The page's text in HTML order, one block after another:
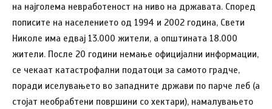
на најголема невработеност на ниво на државата. Според
пописите на населението од 1994 и 2002 година, Свети
Николе има едвај 13.000 жители, а општината 18.000
жители. После 20 години немање официјални информации,
се чекаат катастрофални податоци за самото градче,
поради иселувањето во западните држави по парче леб (а
стојат необрабтени површини со хектари), намалувањето